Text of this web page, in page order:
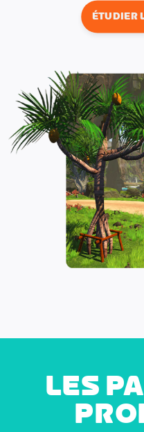
ÉTUDIER
LES